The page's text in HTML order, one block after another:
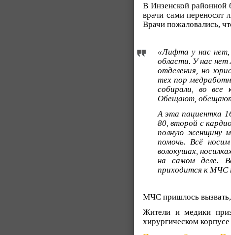
В Инзенской районной
врачи сами переносят
Врачи пожаловались,
«Лифта у нас нет,
области. У нас нет
отделения, но
тех пор
собирали, во все
Обещают,
А эта пациентка
80, второй с
полную женщину
помочь. Всё
волокушах,
на самом деле.
приходится к МЧС
МЧС пришлось
Жители и медики
хирургическом